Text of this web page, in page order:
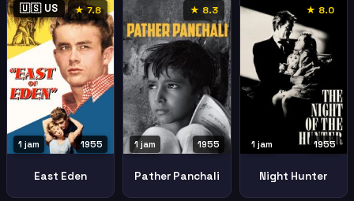
🇺🇸 US ★ 7.8
1955
1 jam
East Eden
★ 8.3
1955
1 jam
Pather Panchali
★ 8.0
1955
1 jam
Night Hunter